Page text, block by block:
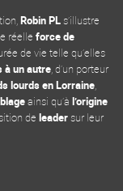
Robin PLs’illustre
réelle force de
de vie telle qu’elles
à un autre , d’un porteur
lourds en Lorraine
ainsi qu’à l’origine
de leadersur leur